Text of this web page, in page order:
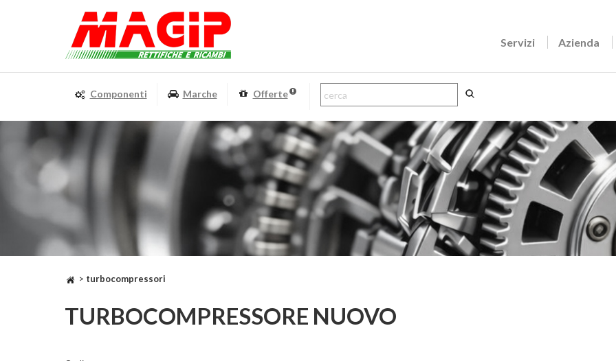
Servizi Azienda
Componenti Marche Offerte
> turbocompressori
TURBOCOMPRESSORE NUOVO